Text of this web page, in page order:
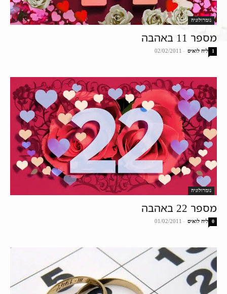
נומרולוגיה
מספר 11 באהבה
ליה לואיס -
02/02/2011 1
נומרולוגיה
מספר 22 באהבה
ליה לואיס -
01/02/2011 0